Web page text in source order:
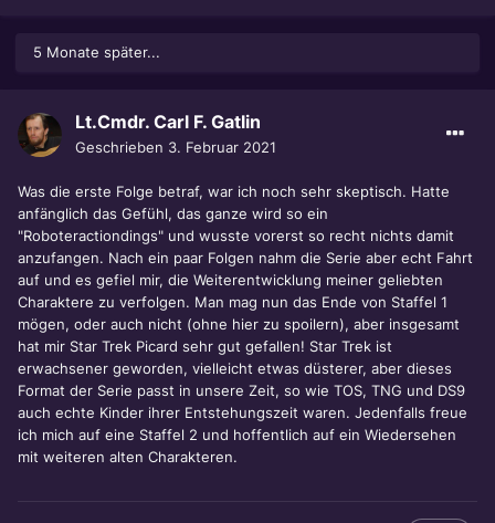
5 Monate später...
Lt.Cmdr. Carl F. Gatlin
Geschrieben 3. Februar 2021
Was die erste Folge betraf, war ich noch sehr skeptisch. Hatte
anfänglich das Gefühl, das ganze wird so ein
"Roboteractiondings" und wusste vorerst so recht nichts damit
anzufangen. Nach ein paar Folgen nahm die Serie aber echt Fahrt
auf und es gefiel mir, die Weiterentwicklung meiner geliebten
Charaktere zu verfolgen. Man mag nun das Ende von Staffel 1
mögen, oder auch nicht (ohne hier zu spoilern), aber insgesamt
hat mir Star Trek Picard sehr gut gefallen! Star Trek ist
erwachsener geworden, vielleicht etwas düsterer, aber dieses
Format der Serie passt in unsere Zeit, so wie TOS, TNG und DS9
auch echte Kinder ihrer Entstehungszeit waren. Jedenfalls freue
ich mich auf eine Staffel 2 und hoffentlich auf ein Wiedersehen
mit weiteren alten Charakteren.